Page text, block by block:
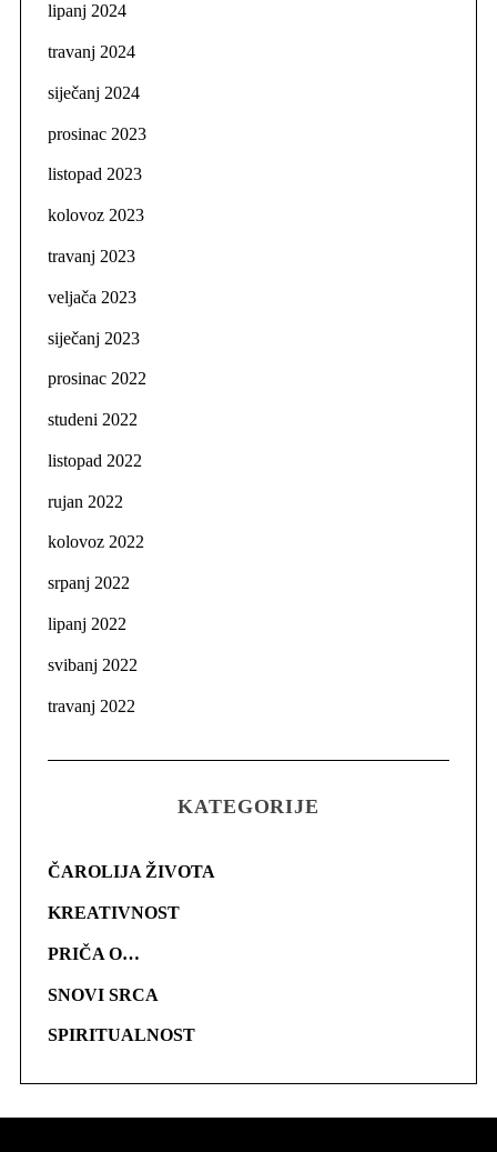
lipanj 2024
travanj 2024
siječanj 2024
prosinac 2023
listopad 2023
kolovoz 2023
travanj 2023
veljača 2023
siječanj 2023
prosinac 2022
studeni 2022
listopad 2022
rujan 2022
kolovoz 2022
srpanj 2022
lipanj 2022
svibanj 2022
travanj 2022
KATEGORIJE
ČAROLIJA ŽIVOTA
KREATIVNOST
PRIČA O…
SNOVI SRCA
SPIRITUALNOST